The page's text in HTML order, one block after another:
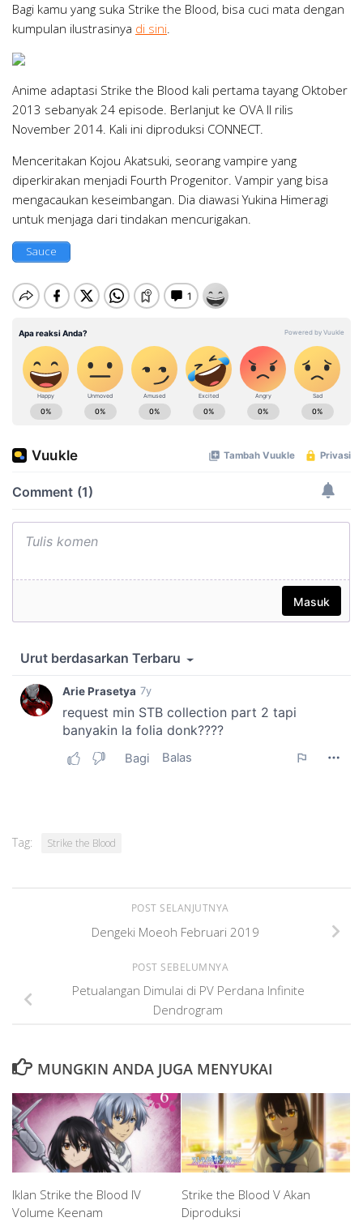
Bagi kamu yang suka Strike the Blood, bisa cuci mata dengan
kumpulan ilustrasinya di sini.
Anime adaptasi Strike the Blood kali pertama tayang Oktober
2013 sebanyak 24 episode. Berlanjut ke OVA II rilis
November 2014. Kali ini diproduksi CONNECT.
Menceritakan Kojou Akatsuki, seorang vampire yang
diperkirakan menjadi Fourth Progenitor. Vampir yang bisa
mengacaukan keseimbangan. Dia diawasi Yukina Himeragi
untuk menjaga dari tindakan mencurigakan.
Sauce
Tag: Strike the Blood
POST SELANJUTNYA
Dengeki Moeoh Februari 2019
POST SEBELUMNYA
Petualangan Dimulai di PV Perdana Infinite
Dendrogram
MUNGKIN ANDA JUGA MENYUKAI
Iklan Strike the Blood IV
Volume Keenam
Strike the Blood V Akan
Diproduksi